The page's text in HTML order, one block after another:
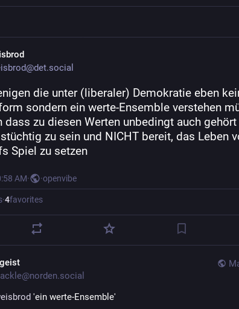
die unter (liberaler) Demokratie eben
sondern ein werte-Ensemble verstehen
dass zu diesen Werten unbedingt auch gehört
zu sein und NICHT bereit, das Leben
Spiel zu setzen
AM· ·openvibe
·4favorites
'ein werte-Ensemble'